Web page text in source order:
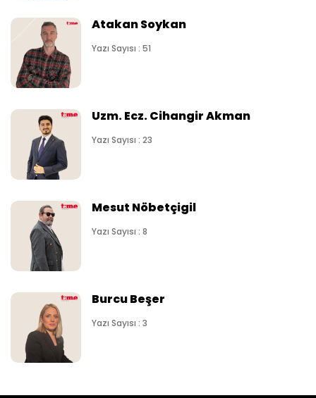
Atakan Soykan
Yazı Sayısı : 51
Uzm. Ecz. Cihangir Akman
Yazı Sayısı : 23
Mesut Nöbetçigil
Yazı Sayısı : 8
Burcu Beşer
Yazı Sayısı : 3